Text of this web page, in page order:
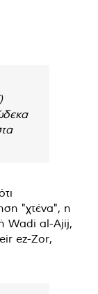
"χτένα", η
Wadi al-Ajij,
ez-Zor,